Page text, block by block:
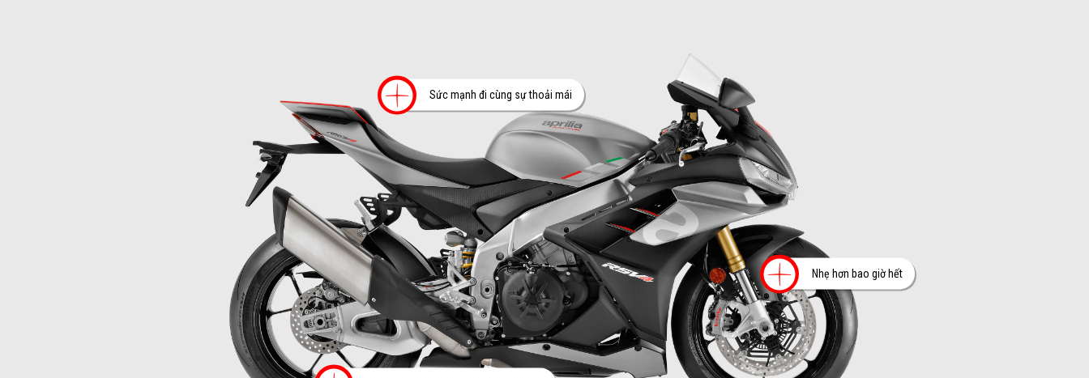
Thêm thông tin tại
Nhẹ hơn bao giờ hết
Thêm thông tin tại
Sức mạnh đi cùng sự thoải mái